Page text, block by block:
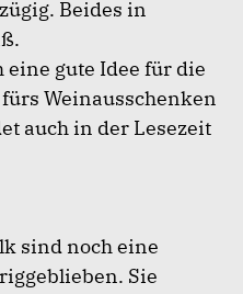
Beides in
eine gute Idee für die
Weinausschenken
auch in der Lesezeit
sind noch eine
Sie